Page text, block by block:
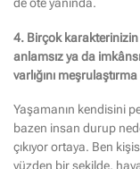
4. Birçok
anlamsız ya da
varlığını
Yaşamanın kendisini
bazen insan durup
çıkıyor ortaya. Ben
yüzden bir şekilde,